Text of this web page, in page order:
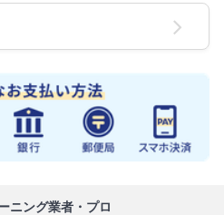
ニング業者・プロ